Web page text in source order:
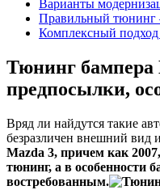
Варианты
Правильный тюнинг
Комплексный
Тюнинг бампера
предпосылки,
Вряд ли найдутся такие
безразличен внешний вид
Mazda 3, причем как
тюнинг, а в особенности
востребованным.